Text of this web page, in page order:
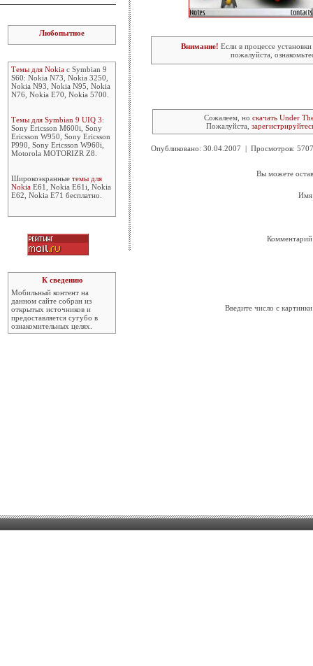
Любопытное
Темы для Nokia с Symbian 9
S60: Nokia N73, Nokia 3250,
Nokia N93, Nokia N95, Nokia
N76, Nokia E70, Nokia 5700.
Темы для Symbian 9 UIQ 3:
Sony Ericsson M600i, Sony
Ericsson W950, Sony Ericsson
P990, Sony Ericsson W960i,
Motorola MOTORIZR Z8.
Широкоэкранные темы для
Nokia E61, Nokia E61i, Nokia
E62, Nokia E71 бесплатно.
К сведению
Мобильный контент на
данном сайте собран из
открытых источников и
предоставляется сугубо в
ознакомительных целях.
Внимание! Если в процессе
пожалуйста,
Сожалеем, но скачать Under
Пожалуйста,
Опубликовано: 30.04.2007 | Просмотров:
Вы можете
Введите число с